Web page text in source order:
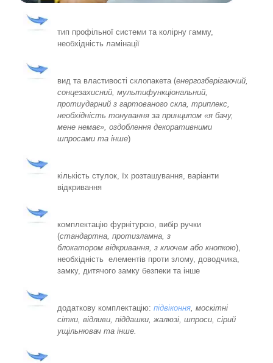
тип профільної системи та колірну гамму,
необхідність ламінації
вид та властивості склопакета (енергозберігаючий,
сонцезахисний, мультифункціональний,
протиударний з гартованого скла, триплекс,
необхідність тонування за принципом «я бачу,
мене немає», оздоблення декоративними
шпросами та інше)
кількість стулок, їх розташування, варіанти
відкривання
комплектацію фурнітурою, вибір ручки
(стандартна, протизламна, з
блокатором відкривання, з ключем або кнопкою),
необхідність елементів проти злому, доводчика,
замку, дитячого замку безпеки та інше
додаткову комплектацію: підвіконня, москітні
сітки, відливи, піддашки, жалюзі, шпроси, сірий
ущільнювач та інше.